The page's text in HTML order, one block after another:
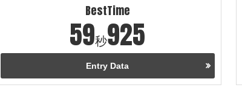
BestTime
59秒925
Entry Data